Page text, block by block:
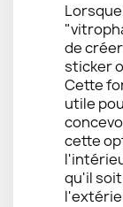
de
sticker
Cette
utile
cette
qu'il